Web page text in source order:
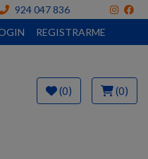
924 047 836
REGISTRARME
(0) (0)